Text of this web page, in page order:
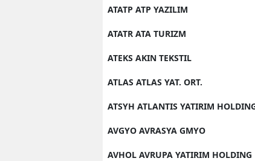
ATATP ATP YAZILIM
ATATR ATA TURIZM
ATEKS AKIN TEKSTIL
ATLAS ATLAS YAT. ORT.
ATSYH ATLANTIS YATIRIM
AVGYO AVRASYA GMYO
AVHOL AVRUPA YATIRIM HOLDING